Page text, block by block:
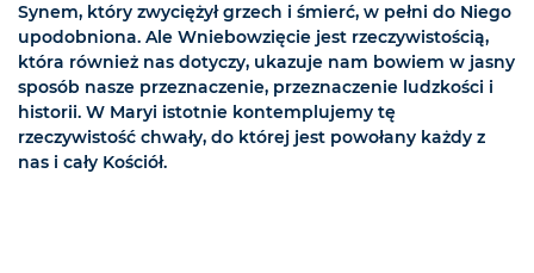
Synem, który zwyciężył grzech i śmierć, w pełni do Niego
upodobniona. Ale Wniebowzięcie jest rzeczywistością,
która również nas dotyczy, ukazuje nam bowiem w jasny
sposób nasze przeznaczenie, przeznaczenie ludzkości i
historii. W Maryi istotnie kontemplujemy tę
rzeczywistość chwały, do której jest powołany każdy z
nas i cały Kościół.